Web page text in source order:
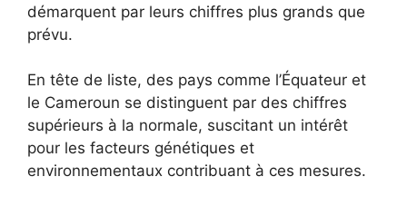
démarquent par leurs chiffres plus grands que
prévu.
En tête de liste, des pays comme l’Équateur et
le Cameroun se distinguent par des chiffres
supérieurs à la normale, suscitant un intérêt
pour les facteurs génétiques et
environnementaux contribuant à ces mesures.